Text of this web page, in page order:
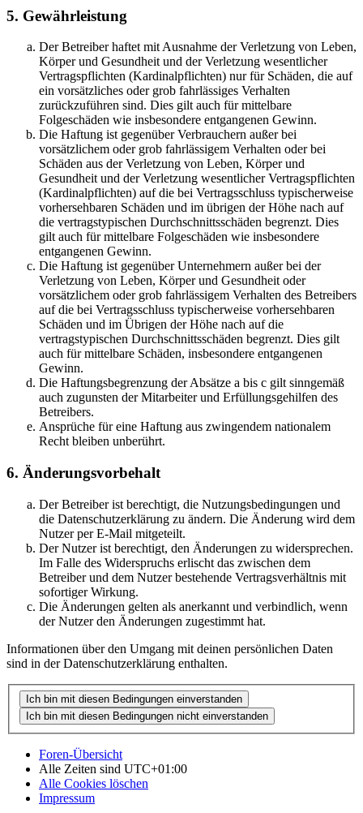
5. Gewährleistung
Der Betreiber haftet mit Ausnahme der Verletzung von Leben,
Körper und Gesundheit und der Verletzung wesentlicher
Vertragspflichten (Kardinalpflichten) nur für Schäden, die auf
ein vorsätzliches oder grob fahrlässiges Verhalten
zurückzuführen sind. Dies gilt auch für mittelbare
Folgeschäden wie insbesondere entgangenen Gewinn.
Die Haftung ist gegenüber Verbrauchern außer bei
vorsätzlichem oder grob fahrlässigem Verhalten oder bei
Schäden aus der Verletzung von Leben, Körper und
Gesundheit und der Verletzung wesentlicher Vertragspflichten
(Kardinalpflichten) auf die bei Vertragsschluss typischerweise
vorhersehbaren Schäden und im übrigen der Höhe nach auf
die vertragstypischen Durchschnittsschäden begrenzt. Dies
gilt auch für mittelbare Folgeschäden wie insbesondere
entgangenen Gewinn.
Die Haftung ist gegenüber Unternehmern außer bei der
Verletzung von Leben, Körper und Gesundheit oder
vorsätzlichem oder grob fahrlässigem Verhalten des Betreibers
auf die bei Vertragsschluss typischerweise vorhersehbaren
Schäden und im Übrigen der Höhe nach auf die
vertragstypischen Durchschnittsschäden begrenzt. Dies gilt
auch für mittelbare Schäden, insbesondere entgangenen
Gewinn.
Die Haftungsbegrenzung der Absätze a bis c gilt sinngemäß
auch zugunsten der Mitarbeiter und Erfüllungsgehilfen des
Betreibers.
Ansprüche für eine Haftung aus zwingendem nationalem
Recht bleiben unberührt.
6. Änderungsvorbehalt
Der Betreiber ist berechtigt, die Nutzungsbedingungen und
die Datenschutzerklärung zu ändern. Die Änderung wird dem
Nutzer per E-Mail mitgeteilt.
Der Nutzer ist berechtigt, den Änderungen zu widersprechen.
Im Falle des Widerspruchs erlischt das zwischen dem
Betreiber und dem Nutzer bestehende Vertragsverhältnis mit
sofortiger Wirkung.
Die Änderungen gelten als anerkannt und verbindlich, wenn
der Nutzer den Änderungen zugestimmt hat.
Informationen über den Umgang mit deinen persönlichen Daten
sind in der Datenschutzerklärung enthalten.
Foren-Übersicht
Alle Zeiten sind UTC+01:00
Alle Cookies löschen
Impressum